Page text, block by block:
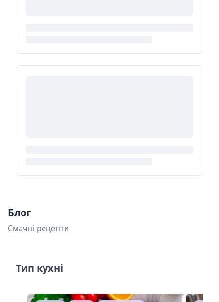
Блог
Смачні рецепти
Тип кухні